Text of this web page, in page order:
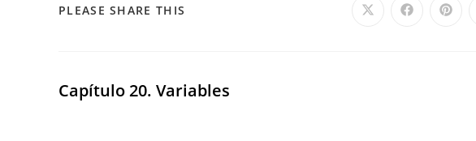
PLEASE SHARE THIS
Capítulo 20. Variables